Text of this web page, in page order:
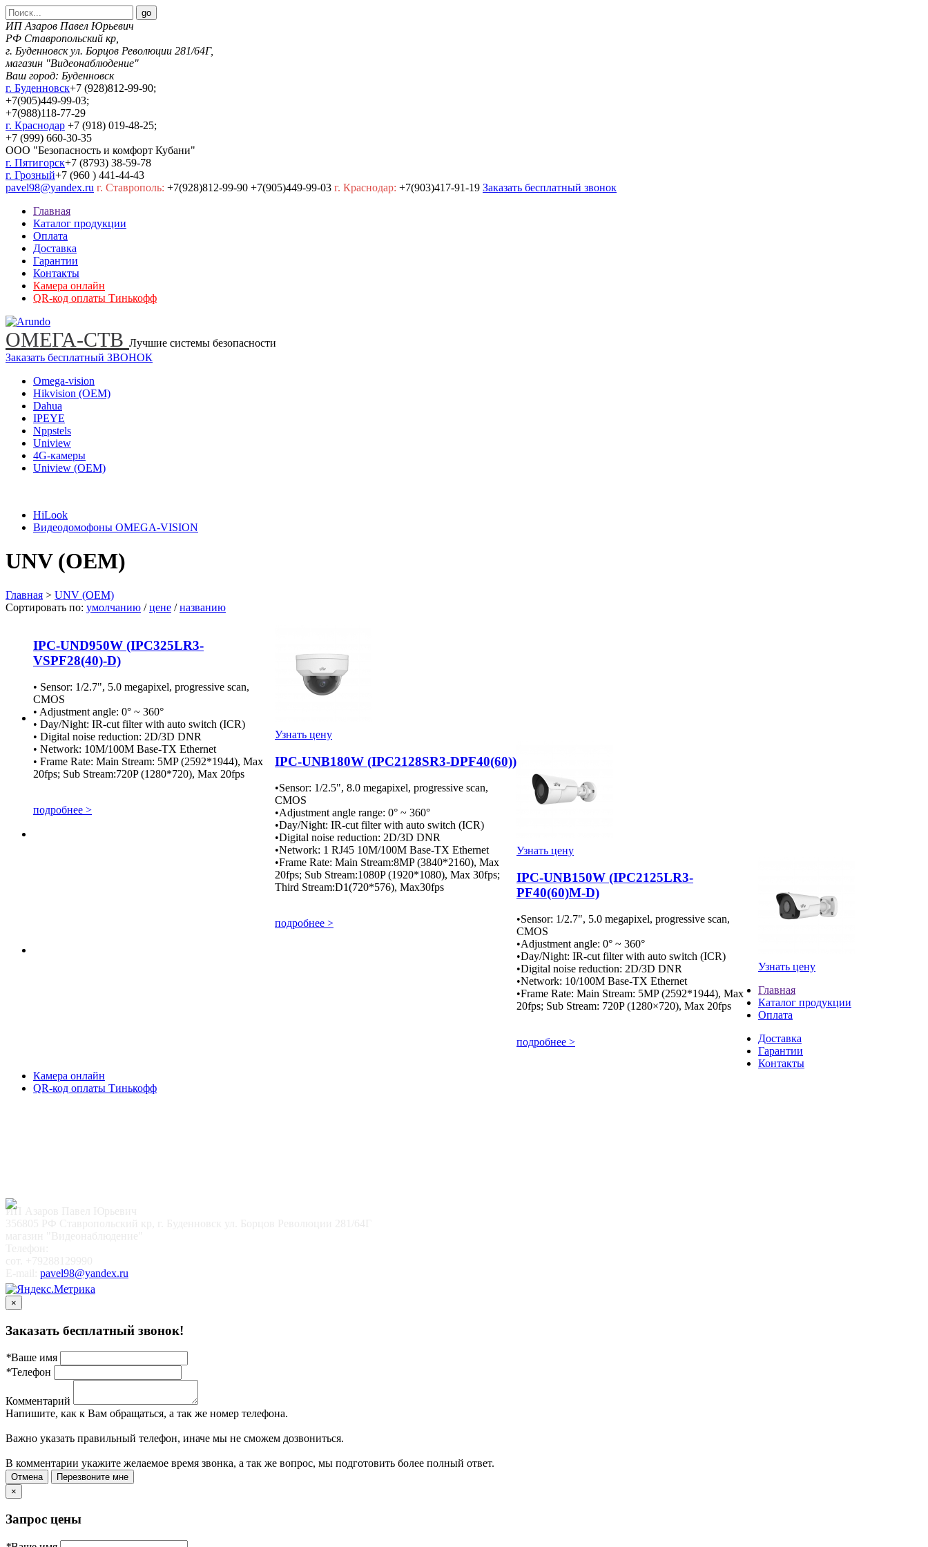
ИП Азаров Павел Юрьевич
РФ Ставропольский кр,
г. Буденновск ул. Борцов Революции 281/64Г,
магазин "Видеонаблюдение"
Ваш город: Буденновск
г. Буденновск+7 (928)812-99-90;
+7(905)449-99-03;
+7(988)118-77-29
г. Краснодар +7 (918) 019-48-25;
+7 (999) 660-30-35
ООО "Безопасность и комфорт Кубани"
г. Пятигорск+7 (8793) 38-59-78
г. Грозный+7 (960 ) 441-44-43
pavel98@yandex.ru г. Ставрополь: +7(928)812-99-90 +7(905)449-99-03 г. Краснодар: +7(903)417-91-19 Заказать бесплатный звонок
Главная
Каталог продукции
Оплата
Доставка
Гарантии
Контакты
Камера онлайн
QR-код оплаты Тинькофф
ОМЕГА-СТВ Лучшие системы безопасности
Заказать бесплатный ЗВОНОК
Omega-vision
Hikvision (OEM)
Dahua
IPEYE
Nppstels
Uniview
4G-камеры
Uniview (OEM)
HiLook
Видеодомофоны OMEGA-VISION
UNV (OEM)
Главная > UNV (OEM)
Сортировать по: умолчанию /цене /названию
IPC-UND950W (IPC325LR3-
VSPF28(40)-D)
• Sensor: 1/2.7", 5.0 megapixel, progressive scan,
CMOS
• Adjustment angle: 0° ~ 360°
• Day/Night: IR-cut filter with auto switch (ICR)
• Digital noise reduction: 2D/3D DNR
• Network: 10M/100M Base-TX Ethernet
• Frame Rate: Main Stream: 5MP (2592*1944), Max
20fps; Sub Stream:720P (1280*720), Max 20fps
подробнее >
Узнать цену
IPC-UNB180W (IPC2128SR3-DPF40(60))
•Sensor: 1/2.5", 8.0 megapixel, progressive scan,
CMOS
•Adjustment angle range: 0° ~ 360°
•Day/Night: IR-cut filter with auto switch (ICR)
•Digital noise reduction: 2D/3D DNR
•Network: 1 RJ45 10M/100M Base-TX Ethernet
•Frame Rate: Main Stream:8MP (3840*2160), Max
20fps; Sub Stream:1080P (1920*1080), Max 30fps;
Third Stream:D1(720*576), Max30fps
подробнее >
Узнать цену
IPC-UNB150W (IPC2125LR3-
PF40(60)M-D)
•Sensor: 1/2.7", 5.0 megapixel, progressive scan,
CMOS
•Adjustment angle: 0° ~ 360°
•Day/Night: IR-cut filter with auto switch (ICR)
•Digital noise reduction: 2D/3D DNR
•Network: 10/100M Base-TX Ethernet
•Frame Rate: Main Stream: 5MP (2592*1944), Max
20fps; Sub Stream: 720P (1280×720), Max 20fps
подробнее >
Узнать цену
Главная
Каталог продукции
Оплата
Доставка
Гарантии
Контакты
Камера онлайн
QR-код оплаты Тинькофф
ИП Азаров Павел Юрьевич
pavel98@yandex.ru
×
Заказать бесплатный звонок!
*Ваше имя
*Телефон
Комментарий
Напишите, как к Вам обращаться, а так же номер телефона.
Важно указать правильный телефон, иначе мы не сможем дозвониться.
В комментарии укажите желаемое время звонка, а так же вопрос, мы подготовить более полный ответ.
Отмена
Перезвоните мне
×
Запрос цены